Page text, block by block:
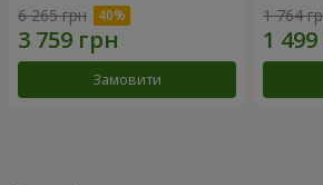
6 265 грн
Замовити
1 764